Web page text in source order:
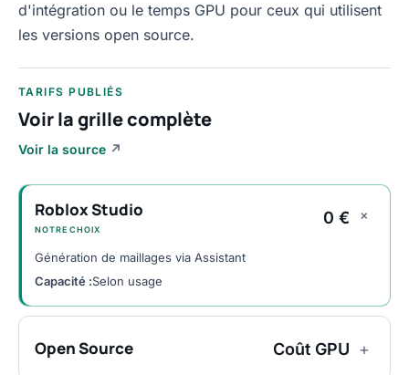
d'intégration ou le temps GPU pour ceux qui utilisent
les versions open source.
TARIFS PUBLIÉS
Voir la grille complète
Voir la source ↗
Roblox Studio
NOTRE CHOIX
0 € +
Génération de maillages via Assistant
Capacité :Selon usage
Open Source Coût GPU +